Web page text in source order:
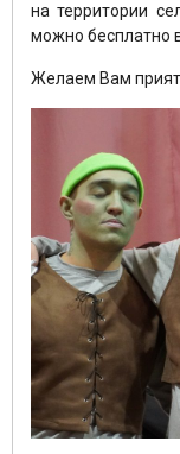
на территории
можно бесплатно
Желаем Вам